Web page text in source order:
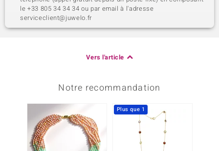
le +33 805 34 34 34 ou par email à l'adresse
serviceclient@juwelo.fr
Vers l'article
Notre recommandation
Plus que 1